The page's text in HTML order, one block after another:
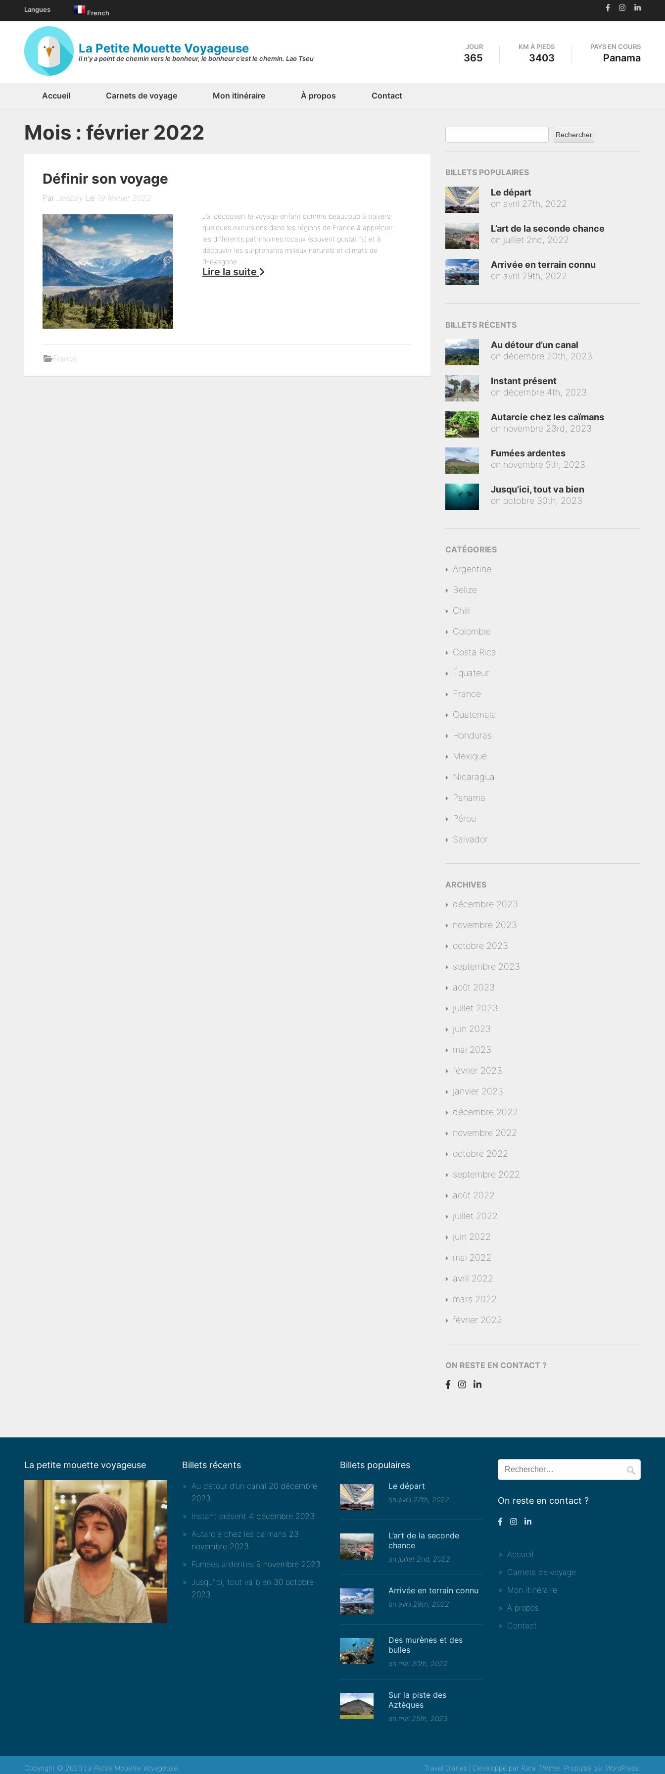
contenu
(Pressez
Entrée)
Langues French
La Petite Mouette Voyageuse
Il n’y a point de chemin vers le bonheur, le bonheur c’est le chemin. Lao Tseu
JOUR
365
KM À PIEDS
3403
PAYS EN COURS
Panama
Accueil Carnets de voyage Mon itinéraire À propos Contact
Mois : février 2022
Définir son voyage
Par JeebayLe 19 février 2022
J’ai découvert le voyage enfant comme beaucoup à travers
quelques excursions dans les régions de France à apprécier
les différents patrimoines locaux (souvent gustatifs) et à
découvrir les surprenants milieux naturels et climats de
l’Hexagone …
Lire la suite
France
Rechercher
BILLETS POPULAIRES
Le départ
on avril 27th, 2022
L’art de la seconde chance
on juillet 2nd, 2022
Arrivée en terrain connu
on avril 29th, 2022
BILLETS RÉCENTS
Au détour d’un canal
on décembre 20th, 2023
Instant présent
on décembre 4th, 2023
Autarcie chez les caïmans
on novembre 23rd, 2023
Fumées ardentes
on novembre 9th, 2023
Jusqu’ici, tout va bien
on octobre 30th, 2023
CATÉGORIES
Argentine
Belize
Chili
Colombie
Costa Rica
Équateur
France
Guatemala
Honduras
Mexique
Nicaragua
Panama
Pérou
Salvador
ARCHIVES
décembre 2023
novembre 2023
octobre 2023
septembre 2023
août 2023
juillet 2023
juin 2023
mai 2023
février 2023
janvier 2023
décembre 2022
novembre 2022
octobre 2022
septembre 2022
août 2022
juillet 2022
juin 2022
mai 2022
avril 2022
mars 2022
février 2022
ON RESTE EN CONTACT ?
La petite mouette voyageuse Billets récents
Au détour d’un canal 20 décembre
2023
Instant présent 4 décembre 2023
Autarcie chez les caïmans 23
novembre 2023
Fumées ardentes 9 novembre 2023
Jusqu’ici, tout va bien 30 octobre
2023
Billets populaires
Le départ
on avril 27th, 2022
L’art de la seconde
chance
on juillet 2nd, 2022
Arrivée en terrain connu
on avril 29th, 2022
Des murènes et des
bulles
on mai 30th, 2022
Sur la piste des
Aztèques
on mai 25th, 2023
Rechercher :
On reste en contact ?
Accueil
Carnets de voyage
Mon itinéraire
À propos
Contact
Copyright © 2026 La Petite Mouette Voyageuse. Travel Diaries | Développé par Rara Theme . Propulsé par WordPress